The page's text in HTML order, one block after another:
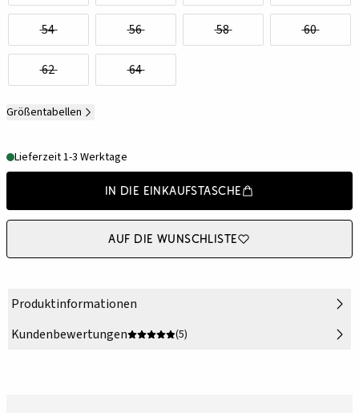
54 56 58 60
62 64
Größentabellen
Lieferzeit 1-3 Werktage
In die Einkaufstasche
Auf die Wunschliste
Produktinformationen
Kundenbewertungen
(5)